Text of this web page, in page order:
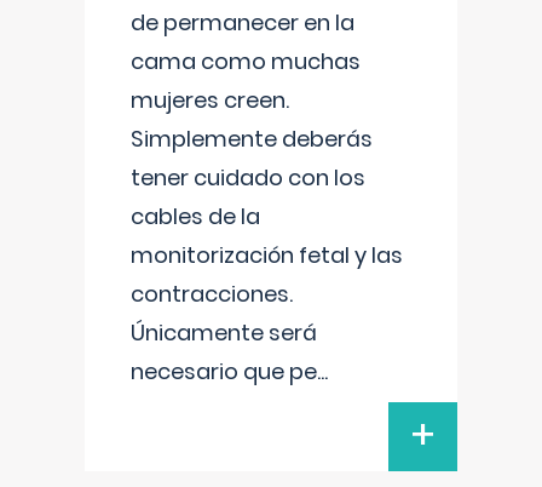
de permanecer en la
cama como muchas
mujeres creen.
Simplemente deberás
tener cuidado con los
cables de la
monitorización fetal y las
contracciones.
Únicamente será
necesario que pe...
+